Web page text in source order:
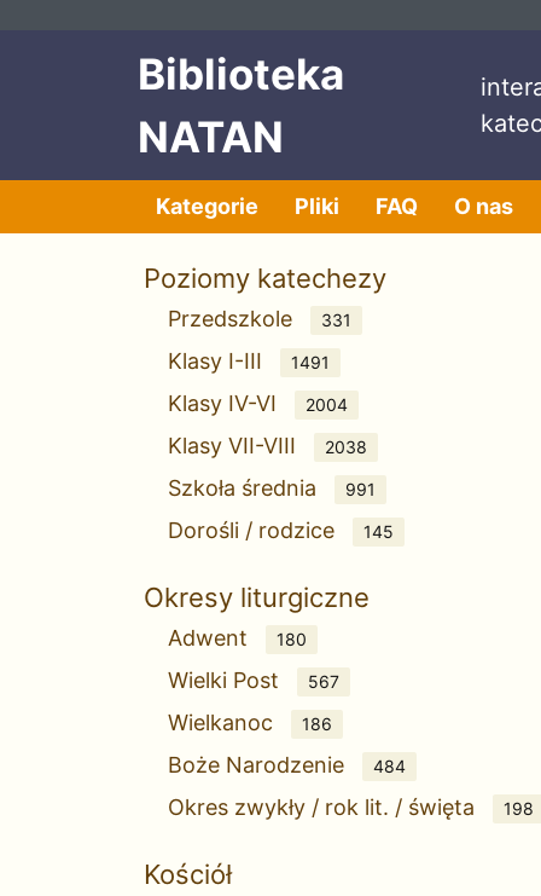
Biblioteka
NATAN
Kategorie Pliki FAQ O nas
Poziomy katechezy
Przedszkole 331
Klasy I-III 1491
Klasy IV-VI 2004
Klasy VII-VIII 2038
Szkoła średnia 991
Dorośli / rodzice 145
Okresy liturgiczne
Adwent 180
Wielki Post 567
Wielkanoc 186
Boże Narodzenie 484
Okres zwykły / rok lit. / święta 198
Kościół